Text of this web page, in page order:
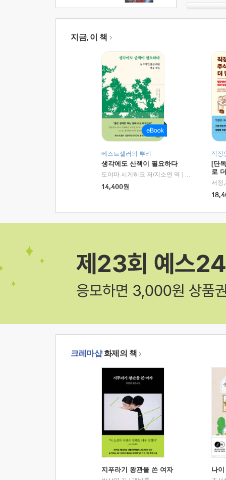
지금, 이 책
베스트셀러의 뿌리
생각에도 산책이 필요하다
도야마 시게히코 저/지소연 역
알에이치코리
14,400원
직장
[단
로
크레마샵화제의 책
지푸라기 왕관을 쓴 여자 나